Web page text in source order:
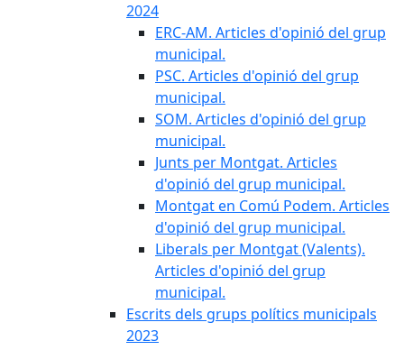
2024
ERC-AM. Articles d'opinió del grup
municipal.
PSC. Articles d'opinió del grup
municipal.
SOM. Articles d'opinió del grup
municipal.
Junts per Montgat. Articles
d'opinió del grup municipal.
Montgat en Comú Podem. Articles
d'opinió del grup municipal.
Liberals per Montgat (Valents).
Articles d'opinió del grup
municipal.
Escrits dels grups polítics municipals
2023